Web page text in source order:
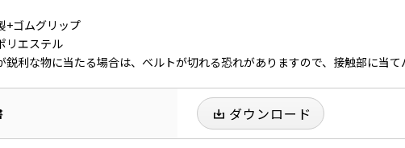
+ゴムグリップ
リエステル
利な物に当たる場合は、ベルトが切れる恐れがありますので、接触部に当
ダウンロード